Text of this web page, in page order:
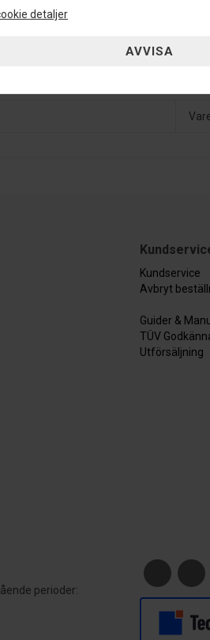
detaljer
Alfa GT garanterar sportig
den sänkningsfjäder som medföljer.
med TUV papper, så du kan få din bil
har du fortfarande bra komfort samt
Kundservice
Avbryt
Guider &
TÜV
Utförsäljning
perioder: